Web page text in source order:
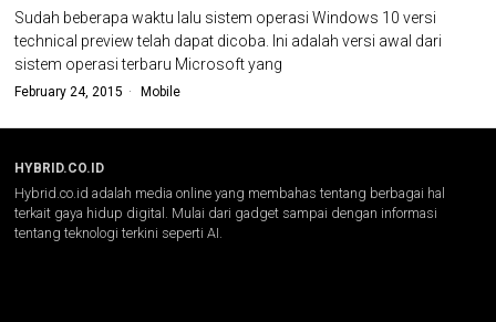
Sudah beberapa waktu lalu sistem operasi Windows 10 versi
technical preview telah dapat dicoba. Ini adalah versi awal dari
sistem operasi terbaru Microsoft yang
February 24, 2015 Mobile
HYBRID.CO.ID
Hybrid.co.id adalah media online yang membahas tentang berbagai hal
terkait gaya hidup digital. Mulai dari gadget sampai dengan informasi
tentang teknologi terkini seperti AI.